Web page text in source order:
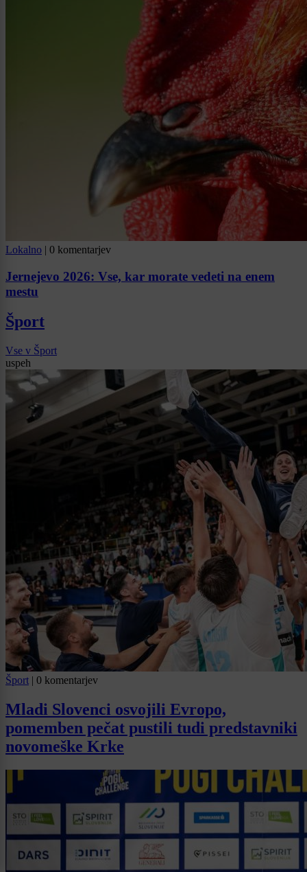
Lokalno | 0 komentarjev
Jernejevo 2026: Vse, kar morate vedeti na enem
mestu
Šport
Vse v Šport
uspeh
Šport | 0 komentarjev
Mladi Slovenci osvojili Evropo,
pomemben pečat pustili tudi predstavniki
novomeške Krke